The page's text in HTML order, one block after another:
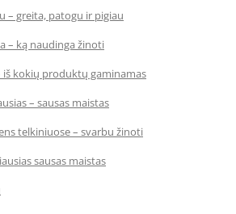
– greita, patogu ir pigiau
– ką naudinga žinoti
iš kokių produktų gaminamas
– sausas maistas
telkiniuose – svarbu žinoti
sausas maistas